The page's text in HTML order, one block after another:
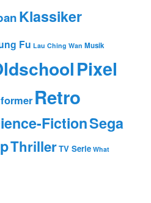
Klassiker
Fu Lau Ching Wan Musik
Pixel
Retro
FictionSega
ThrillerTV Serie What